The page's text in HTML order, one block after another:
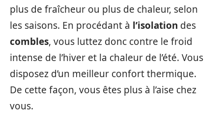
plus de fraîcheur ou plus de chaleur, selon
les saisons. En procédant à l’isolation des
combles, vous luttez donc contre le froid
intense de l’hiver et la chaleur de l’été. Vous
disposez d’un meilleur confort thermique.
De cette façon, vous êtes plus à l’aise chez
vous.